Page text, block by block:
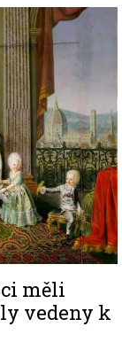
měli
vedeny k